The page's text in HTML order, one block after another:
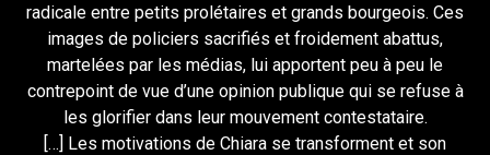
radicale entre petits prolétaires et grands bourgeois. Ces
images de policiers sacrifiés et froidement abattus,
martelées par les médias, lui apportent peu à peu le
contrepoint de vue d’une opinion publique qui se refuse à
les glorifier dans leur mouvement contestataire.
[…] Les motivations de Chiara se transforment et son